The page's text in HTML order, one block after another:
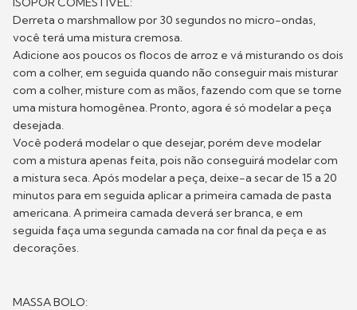
Derreta o marshmallow por 30 segundos no micro-ondas,
você terá uma mistura cremosa.
Adicione aos poucos os flocos de arroz e vá misturando os dois
com a colher, em seguida quando não conseguir mais misturar
com a colher, misture com as mãos, fazendo com que se torne
uma mistura homogênea. Pronto, agora é só modelar a peça
desejada.
Você poderá modelar o que desejar, porém deve modelar
com a mistura apenas feita, pois não conseguirá modelar com
a mistura seca. Após modelar a peça, deixe-a secar de 15 a 20
minutos para em seguida aplicar a primeira camada de pasta
americana. A primeira camada deverá ser branca, e em
seguida faça uma segunda camada na cor final da peça e as
decorações.
MASSA BOLO: